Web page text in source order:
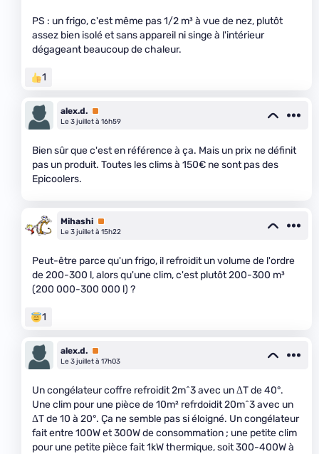
PS : un frigo, c'est même pas 1/2 m³ à vue de nez, plutôt
assez bien isolé et sans appareil ni singe à l'intérieur
dégageant beaucoup de chaleur.
1
alex.d. Premium
Le 3 juillet à 16h59
Bien sûr que c'est en référence à ça. Mais un prix ne définit
pas un produit. Toutes les clims à 150€ ne sont pas des
Epicoolers.
Mihashi Premium
Le 3 juillet à 15h22
Peut-être parce qu'un frigo, il refroidit un volume de l'ordre
de 200-300 l, alors qu'une clim, c'est plutôt 200-300 m³
(200 000-300 000 l) ?
1
alex.d. Premium
Le 3 juillet à 17h03
Un congélateur coffre refroidit 2m^3 avec un ΔT de 40°.
Une clim pour une pièce de 10m² refrdoidit 20m^3 avec un
ΔT de 10 à 20°. Ça ne semble pas si éloigné. Un congélateur
fait entre 100W et 300W de consommation ; une petite clim
pour une petite pièce fait 1kW thermique, soit 300-400W à